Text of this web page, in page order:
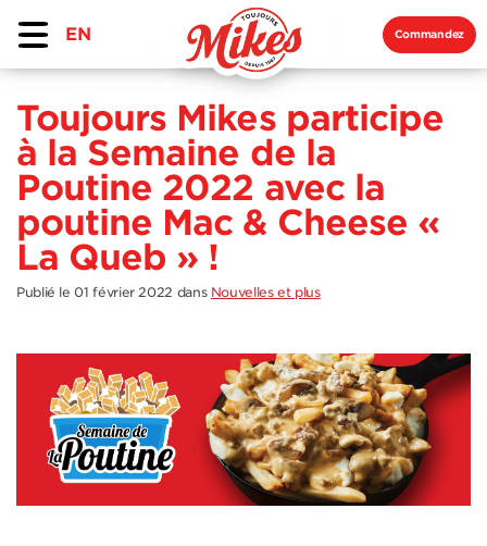
EN Commandez
Toujours Mikes participe
à la Semaine de la
Poutine 2022 avec la
poutine Mac & Cheese «
La Queb » !
Publié le 01 février 2022 dans Nouvelles et plus